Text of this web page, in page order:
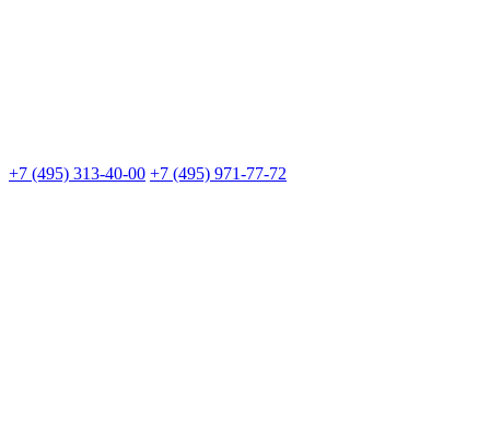
+7 (495) 313-40-00 +7 (495) 971-77-72